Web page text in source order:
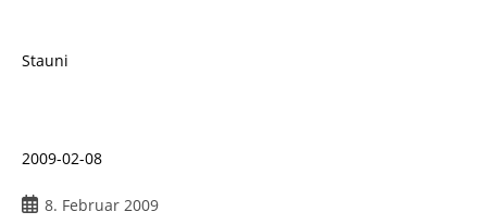
Stauni
2009-02-08
Beitrag
8. Februar 2009